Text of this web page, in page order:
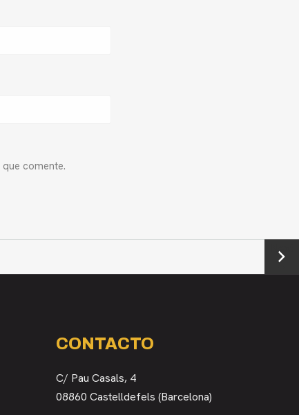
comente.
Next
→
CONTACTO
C/ Pau Casals, 4
08860 Castelldefels (Barcelona)